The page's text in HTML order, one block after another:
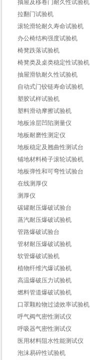
抽屉及移卷门耐久性试验机
拉翻门试验机
滚轮滑轮耐久寿命试验机
办公椅结构强度试验机
椅凳跌落试验机
椅凳类及桌类稳定性试验机
抽屉滑轨耐久性试验机
自动式门铰链寿命试验机
塑胶试样试验机
塑料滑动摩擦试验机
地板涂层凹陷测量仪
地板耐磨性测定仪
地板稳定及翘曲性测试台
铺地材料椅子滚轮试验机
地板弹性和可弯性试验台
在线测厚仪
测厚仪
碳罐耐压爆破试验台
蒸汽耐压爆破试验机
管路爆破试验台
管材耐压爆破试验机
软管爆破试验机
植物纤维汽爆试验机
高温爆破压力试验机
燃料管道爆破试验机
口罩颗粒物过滤效率试验机
呼气阀气密性测试仪
呼吸器气密性测试仪
医用材料阻水性能测试仪
泡沫易碎性试验机